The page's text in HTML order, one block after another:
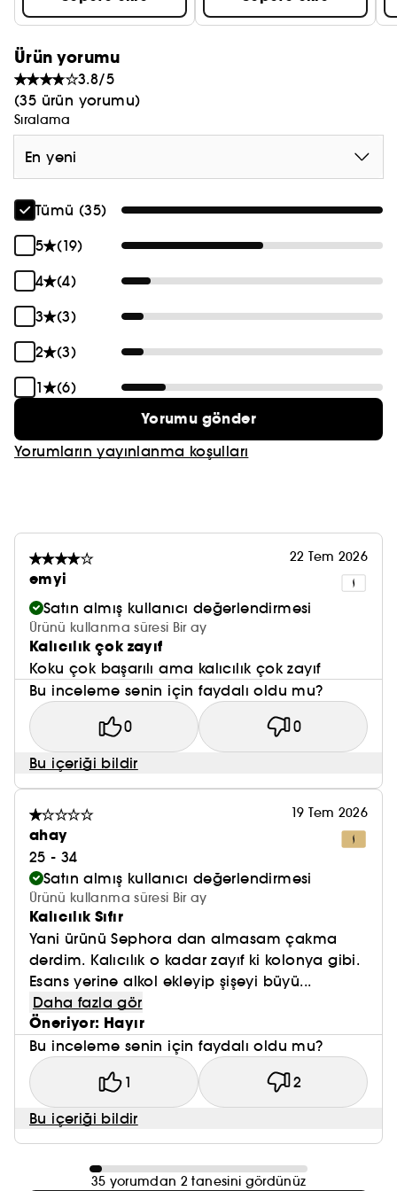
Ürün yorumu
3.8/5
(35 ürün yorumu)
Sıralama
En yeni
Tümü (35)
5
(19)
4
(4)
3
(3)
2
(3)
1
(6)
Yorumu gönder
Yorumların yayınlanma koşulları
22 Tem 2026
emyi
Satın almış kullanıcı değerlendirmesi
Ürünü kullanma süresi Bir ay
Kalıcılık çok zayıf
Koku çok başarılı ama kalıcılık çok zayıf
Bu inceleme senin için faydalı oldu mu?
0 0
Bu içeriği bildir
19 Tem 2026
ahay
25 - 34
Satın almış kullanıcı değerlendirmesi
Ürünü kullanma süresi Bir ay
Kalıcılık Sıfır
Yani ürünü Sephora dan almasam çakma
derdim. Kalıcılık o kadar zayıf ki kolonya gibi.
Esans yerine alkol ekleyip şişeyi büyü...
Daha fazla gör
Öneriyor: Hayır
Bu inceleme senin için faydalı oldu mu?
1 2
Bu içeriği bildir
35 yorumdan 2 tanesini gördünüz